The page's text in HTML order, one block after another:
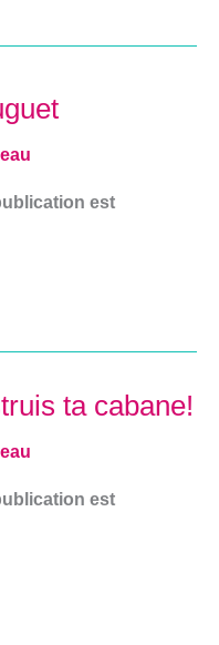
est
ta cabane!
est